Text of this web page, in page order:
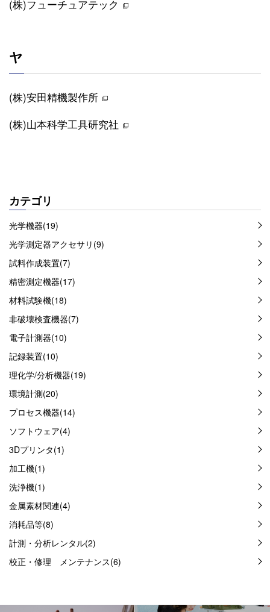
(株)フューチュアテック
ヤ
(株)安田精機製作所
(株)山本科学工具研究社
カテゴリ
光学機器(19)
光学測定器アクセサリ(9)
試料作成装置(7)
精密測定機器(17)
材料試験機(18)
非破壊検査機器(7)
電子計測器(10)
記録装置(10)
理化学/分析機器(19)
環境計測(20)
プロセス機器(14)
ソフトウェア(4)
3Dプリンタ(1)
加工機(1)
洗浄機(1)
金属素材関連(4)
消耗品等(8)
計測・分析レンタル(2)
校正・修理 メンテナンス(6)